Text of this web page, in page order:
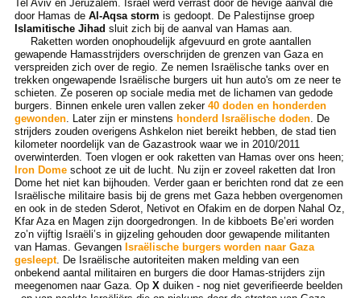
Tel Aviv en Jeruzalem. Israël werd verrast door de hevige aanval die
door Hamas de Al-Aqsa storm is gedoopt. De Palestijnse groep
Islamitische Jihad sluit zich bij de aanval van Hamas aan.
Raketten worden onophoudelijk afgevuurd en grote aantallen
gewapende Hamasstrijders overschrijden de grenzen van Gaza en
verspreiden zich over de regio. Ze nemen Israëlische tanks over en
trekken ongewapende Israëlische burgers uit hun auto's om ze neer te
schieten. Ze poseren op sociale media met de lichamen van gedode
burgers. Binnen enkele uren vallen zeker 40 doden en honderden
gewonden. Later zijn er minstens honderd Israëlische doden. De
strijders zouden overigens Ashkelon niet bereikt hebben, de stad tien
kilometer noordelijk van de Gazastrook waar we in 2010/2011
overwinterden. Toen vlogen er ook raketten van Hamas over ons heen;
Iron Domeschoot ze uit de lucht. Nu zijn er zoveel raketten dat Iron
Dome het niet kan bijhouden. Verder gaan er berichten rond dat ze een
Israëlische militaire basis bij de grens met Gaza hebben overgenomen
en ook in de steden Sderot, Netivot en Ofakim en de dorpen Nahal Oz,
Kfar Aza en Magen zijn doorgedrongen. In de kibboets Be’eri worden
zo’n vijftig Israëli’s in gijzeling gehouden door gewapende militanten
van Hamas. Gevangen Israëlische burgers worden naar Gaza
gesleept. De Israëlische autoriteiten maken melding van een
onbekend aantal militairen en burgers die door Hamas-strijders zijn
meegenomen naar Gaza. Op Xduiken - nog niet geverifieerde beelden